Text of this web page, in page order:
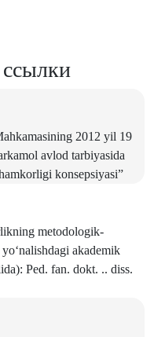
2012 yil 19
avlod tarbiyasida
konsepsiyasi”
metodologik-
akademik
Ped. fan. dokt. .. diss.